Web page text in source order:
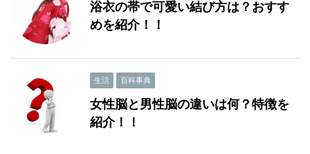
浴衣の帯で可愛い結び方は？おすす
めを紹介！！
生活 百科事典
女性脳と男性脳の違いは何？特徴を
紹介！！